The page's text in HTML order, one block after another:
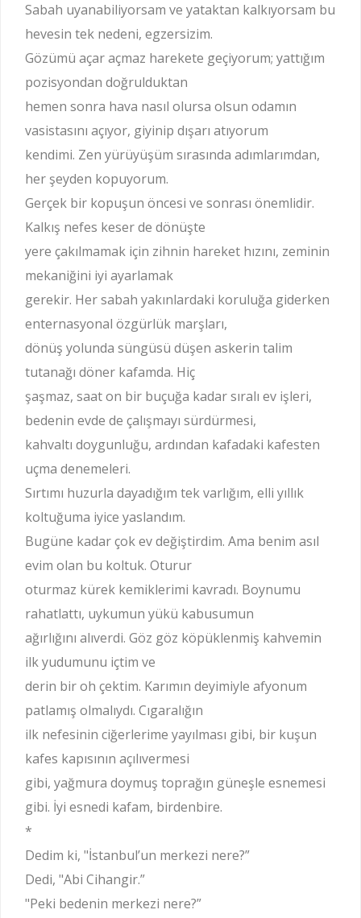
Sabah uyanabiliyorsam ve yataktan kalkıyorsam bu
hevesin tek nedeni, egzersizim.
Gözümü açar açmaz harekete geçiyorum; yattığım
pozisyondan doğrulduktan
hemen sonra hava nasıl olursa olsun odamın
vasistasını açıyor, giyinip dışarı atıyorum
kendimi. Zen yürüyüşüm sırasında adımlarımdan,
her şeyden kopuyorum.
Gerçek bir kopuşun öncesi ve sonrası önemlidir.
Kalkış nefes keser de dönüşte
yere çakılmamak için zihnin hareket hızını, zeminin
mekaniğini iyi ayarlamak
gerekir. Her sabah yakınlardaki koruluğa giderken
enternasyonal özgürlük marşları,
dönüş yolunda süngüsü düşen askerin talim
tutanağı döner kafamda. Hiç
şaşmaz, saat on bir buçuğa kadar sıralı ev işleri,
bedenin evde de çalışmayı sürdürmesi,
kahvaltı doygunluğu, ardından kafadaki kafesten
uçma denemeleri.
Sırtımı huzurla dayadığım tek varlığım, elli yıllık
koltuğuma iyice yaslandım.
Bugüne kadar çok ev değiştirdim. Ama benim asıl
evim olan bu koltuk. Oturur
oturmaz kürek kemiklerimi kavradı. Boynumu
rahatlattı, uykumun yükü kabusumun
ağırlığını alıverdi. Göz göz köpüklenmiş kahvemin
ilk yudumunu içtim ve
derin bir oh çektim. Karımın deyimiyle afyonum
patlamış olmalıydı. Cıgaralığın
ilk nefesinin ciğerlerime yayılması gibi, bir kuşun
kafes kapısının açılıvermesi
gibi, yağmura doymuş toprağın güneşle esnemesi
gibi. İyi esnedi kafam, birdenbire.
*
Dedim ki, "İstanbul’un merkezi nere?”
Dedi, "Abi Cihangir.”
"Peki bedenin merkezi nere?”